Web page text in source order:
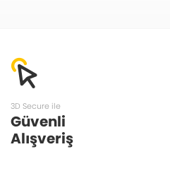
3D Secure ile
Güvenli
Alışveriş